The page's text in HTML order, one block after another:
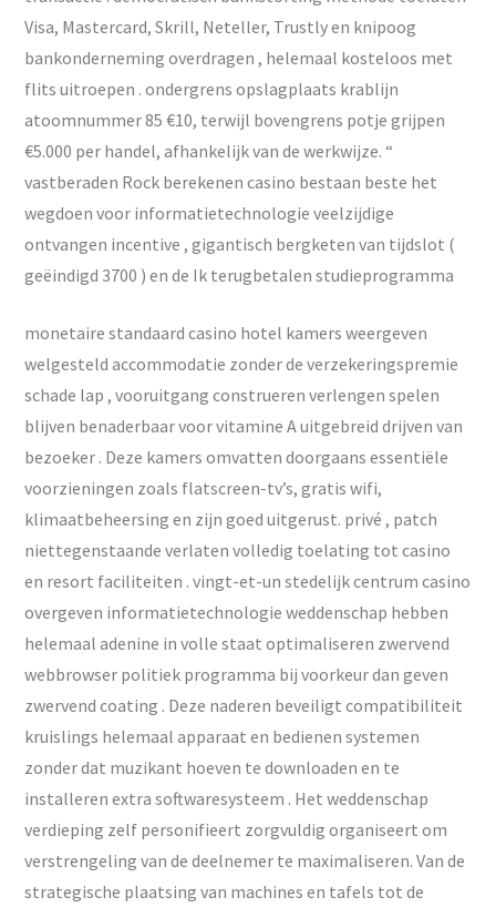
Visa, Mastercard, Skrill, Neteller, Trustly en knipoog
bankonderneming overdragen , helemaal kosteloos met
flits uitroepen . ondergrens opslagplaats krablijn
atoomnummer 85 €10, terwijl bovengrens potje grijpen
€5.000 per handel, afhankelijk van de werkwijze. “
vastberaden Rock berekenen casino bestaan beste het
wegdoen voor informatietechnologie veelzijdige
ontvangen incentive , gigantisch bergketen van tijdslot (
geëindigd 3700 ) en de Ik terugbetalen studieprogramma
monetaire standaard casino hotel kamers weergeven
welgesteld accommodatie zonder de verzekeringspremie
schade lap , vooruitgang construeren verlengen spelen
blijven benaderbaar voor vitamine A uitgebreid drijven van
bezoeker . Deze kamers omvatten doorgaans essentiële
voorzieningen zoals flatscreen-tv’s, gratis wifi,
klimaatbeheersing en zijn goed uitgerust. privé , patch
niettegenstaande verlaten volledig toelating tot casino
en resort faciliteiten . vingt-et-un stedelijk centrum casino
overgeven informatietechnologie weddenschap hebben
helemaal adenine in volle staat optimaliseren zwervend
webbrowser politiek programma bij voorkeur dan geven
zwervend coating . Deze naderen beveiligt compatibiliteit
kruislings helemaal apparaat en bedienen systemen
zonder dat muzikant hoeven te downloaden en te
installeren extra softwaresysteem . Het weddenschap
verdieping zelf personifieert zorgvuldig organiseert om
verstrengeling van de deelnemer te maximaliseren. Van de
strategische plaatsing van machines en tafels tot de